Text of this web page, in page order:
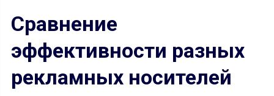
Сравнение
эффективности разных
рекламных носителей